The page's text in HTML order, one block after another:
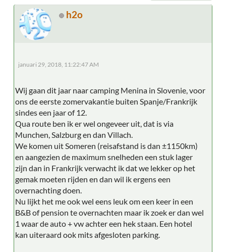
h2o
januari 29, 2018, 11:22:47 AM
Wij gaan dit jaar naar camping Menina in Slovenie, voor
ons de eerste zomervakantie buiten Spanje/Frankrijk
sindes een jaar of 12.
Qua route ben ik er wel ongeveer uit, dat is via
Munchen, Salzburg en dan Villach.
We komen uit Someren (reisafstand is dan ±1150km)
en aangezien de maximum snelheden een stuk lager
zijn dan in Frankrijk verwacht ik dat we lekker op het
gemak moeten rijden en dan wil ik ergens een
overnachting doen.
Nu lijkt het me ook wel eens leuk om een keer in een
B&B of pension te overnachten maar ik zoek er dan wel
1 waar de auto + vw achter een hek staan. Een hotel
kan uiteraard ook mits afgesloten parking.